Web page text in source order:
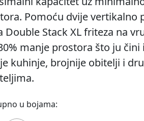
Pomoću dvije vertikalno
Double Stack XL friteza na
manje prostora što ju čini
kuhinje, brojnije obitelji i
u bojama: